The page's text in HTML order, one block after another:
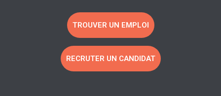
TROUVER UN EMPLOI
RECRUTER UN CANDIDAT